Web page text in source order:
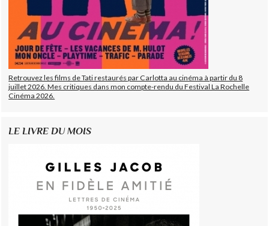
Retrouvez les films de Tati restaurés par Carlotta au cinéma à partir du 8
juillet 2026. Mes critiques dans mon compte-rendu du Festival La Rochelle
Cinéma 2026.
LE LIVRE DU MOIS